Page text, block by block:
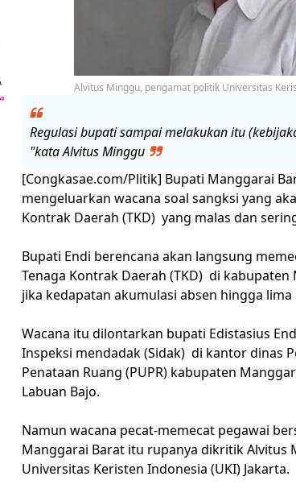
Alvitus Minggu, pengamat politik Universitas
Regulasi bupati sampai melakukan itu
"kata Alvitus Minggu
[Congkasae.com/Plitik] Bupati Manggarai
mengeluarkan wacana soal sangksi yang
Kontrak Daerah (TKD) yang malas dan
Bupati Endi berencana akan langsung
Tenaga Kontrak Daerah (TKD) di
jika kedapatan akumulasi absen hingga
Wacana itu dilontarkan bupati Edistasius
Inspeksi mendadak (Sidak) di kantor dinas
Penataan Ruang (PUPR) kabupaten
Labuan Bajo.
Namun wacana pecat-memecat pegawai
Manggarai Barat itu rupanya dikritik Alvitus
Universitas Keristen Indonesia (UKI) Jakarta.